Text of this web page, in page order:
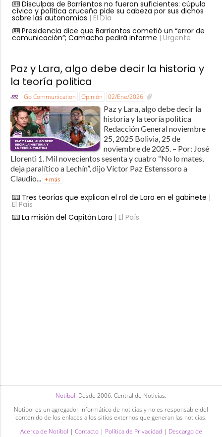
Disculpas de Barrientos no fueron suficientes: cúpula
cívica y política cruceña pide su cabeza por sus dichos
sobre las autonomías | El Día
Presidencia dice que Barrientos cometió un “error de
comunicación”; Camacho pedirá informe | Urgente
Paz y Lara, algo debe decir la historia y
la teoría politica
Go Communication Opinión 02/Ene/2026
Paz y Lara, algo debe decir la
historia y la teoría politica
Redacción General noviembre
25, 2025 Bolivia, 25 de
noviembre de 2025. – Por: José
Llorenti 1. Mil novecientos sesenta y cuatro “No lo mates,
deja paralítico a Lechín”, dijo Víctor Paz Estenssoro a
Claudio... + más
Tres teorías que explican el rol de Lara en el gabinete |
El País
La misión del Capitán Lara | El País
Notibol. Desde 2006. Central de Noticias.
Notibol es un agregador informático de noticias y no es responsable del
contenido de los enlaces a los sitios externos que generan las noticias.
Acerca de Notibol | Contacto| Política de Privacidad | Descargo de